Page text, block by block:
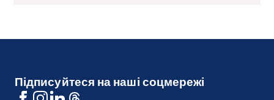
Підписуйтеся на наші соцмережі